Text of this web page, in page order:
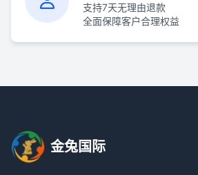
支持7天无理由退款
全面保障客户合理权益
金兔国际